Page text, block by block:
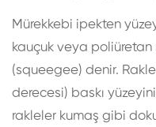
Mürekkebi ipekten
kauçuk veya poliüretan
(squeegee) denir.
derecesi) baskı
rakleler kumaş gibi